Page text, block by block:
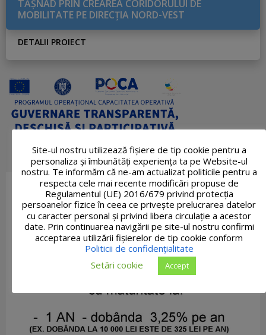
TĂŞNAD PRIN CREAREA CORIDORULUI DE
MOBILITATE PE DIRECŢIA NORD-VEST
DETALII PROIECT
Site-ul nostru utilizează fişiere de tip cookie pentru a
personaliza și îmbunătăți experiența ta pe Website-ul
nostru. Te informăm că ne-am actualizat politicile pentru a
respecta cele mai recente modificări propuse de
Regulamentul (UE) 2016/679 privind protecția
persoanelor fizice în ceea ce privește prelucrarea datelor
cu caracter personal și privind libera circulație a acestor
date. Prin continuarea navigării pe site-ul nostru confirmi
acceptarea utilizării fişierelor de tip cookie conform
Politicii de confidențialitate
Setări cookie
Accept